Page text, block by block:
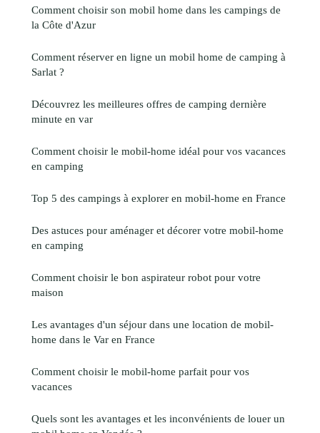
Comment choisir son mobil home dans les campings de
la Côte d'Azur
Comment réserver en ligne un mobil home de camping à
Sarlat ?
Découvrez les meilleures offres de camping dernière
minute en var
Comment choisir le mobil-home idéal pour vos vacances
en camping
Top 5 des campings à explorer en mobil-home en France
Des astuces pour aménager et décorer votre mobil-home
en camping
Comment choisir le bon aspirateur robot pour votre
maison
Les avantages d'un séjour dans une location de mobil-
home dans le Var en France
Comment choisir le mobil-home parfait pour vos
vacances
Quels sont les avantages et les inconvénients de louer un